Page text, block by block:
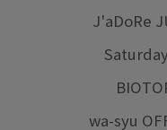
J'aDoRe
wa-syu